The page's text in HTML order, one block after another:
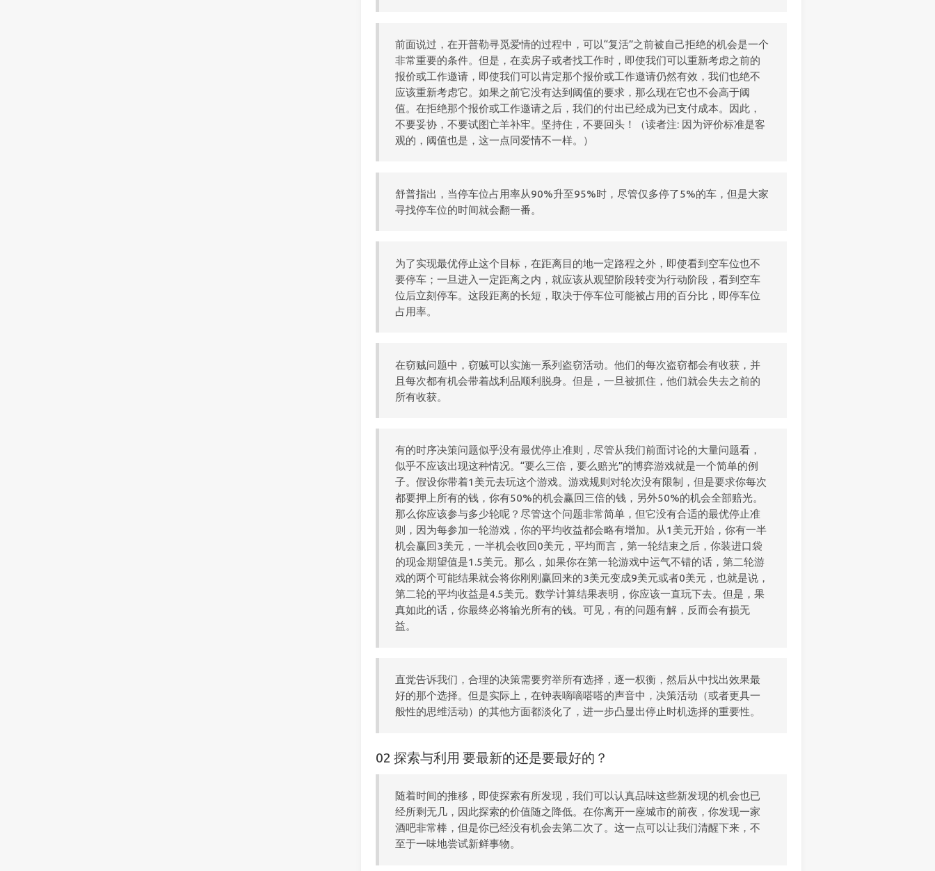
前面说过，在开普勒寻觅爱情的过程中，可以“复活”之前被自己拒绝的机会是一个
非常重要的条件。但是，在卖房子或者找工作时，即使我们可以重新考虑之前的
报价或工作邀请，即使我们可以肯定那个报价或工作邀请仍然有效，我们也绝不
应该重新考虑它。如果之前它没有达到阈值的要求，那么现在它也不会高于阈
值。在拒绝那个报价或工作邀请之后，我们的付出已经成为已支付成本。因此，
不要妥协，不要试图亡羊补牢。坚持住，不要回头！（读者注: 因为评价标准是客
观的，阈值也是，这一点同爱情不一样。）
舒普指出，当停车位占用率从90%升至95%时，尽管仅多停了5%的车，但是大家
寻找停车位的时间就会翻一番。
为了实现最优停止这个目标，在距离目的地一定路程之外，即使看到空车位也不
要停车；一旦进入一定距离之内，就应该从观望阶段转变为行动阶段，看到空车
位后立刻停车。这段距离的长短，取决于停车位可能被占用的百分比，即停车位
占用率。
在窃贼问题中，窃贼可以实施一系列盗窃活动。他们的每次盗窃都会有收获，并
且每次都有机会带着战利品顺利脱身。但是，一旦被抓住，他们就会失去之前的
所有收获。
有的时序决策问题似乎没有最优停止准则，尽管从我们前面讨论的大量问题看，
似乎不应该出现这种情况。“要么三倍，要么赔光”的博弈游戏就是一个简单的例
子。假设你带着1美元去玩这个游戏。游戏规则对轮次没有限制，但是要求你每次
都要押上所有的钱，你有50%的机会赢回三倍的钱，另外50%的机会全部赔光。
那么你应该参与多少轮呢？尽管这个问题非常简单，但它没有合适的最优停止准
则，因为每参加一轮游戏，你的平均收益都会略有增加。从1美元开始，你有一半
机会赢回3美元，一半机会收回0美元，平均而言，第一轮结束之后，你装进口袋
的现金期望值是1.5美元。那么，如果你在第一轮游戏中运气不错的话，第二轮游
戏的两个可能结果就会将你刚刚赢回来的3美元变成9美元或者0美元，也就是说，
第二轮的平均收益是4.5美元。数学计算结果表明，你应该一直玩下去。但是，果
真如此的话，你最终必将输光所有的钱。可见，有的问题有解，反而会有损无
益。
直觉告诉我们，合理的决策需要穷举所有选择，逐一权衡，然后从中找出效果最
好的那个选择。但是实际上，在钟表嘀嘀嗒嗒的声音中，决策活动（或者更具一
般性的思维活动）的其他方面都淡化了，进一步凸显出停止时机选择的重要性。
02 探索与利用 要最新的还是要最好的？
随着时间的推移，即使探索有所发现，我们可以认真品味这些新发现的机会也已
经所剩无几，因此探索的价值随之降低。在你离开一座城市的前夜，你发现一家
酒吧非常棒，但是你已经没有机会去第二次了。这一点可以让我们清醒下来，不
至于一味地尝试新鲜事物。